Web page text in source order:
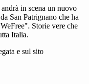
in scena un nuovo
San Patrignano che ha
Storie vere che
Italia.
e sul sito